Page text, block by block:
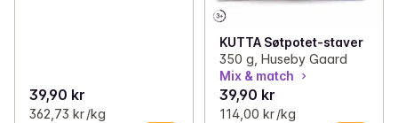
39,90 kr
362,73 kr /kg
KUTTA Søtpotet-staver
350 g, Huseby Gaard
Mix & match
39,90 kr
114,00 kr /kg